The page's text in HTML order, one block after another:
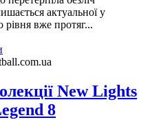
актуальної у
рівня вже протяг...
New Lights
8